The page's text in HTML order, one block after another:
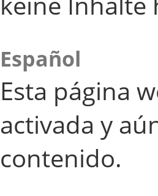
Español
Esta página
activada y
contenido.